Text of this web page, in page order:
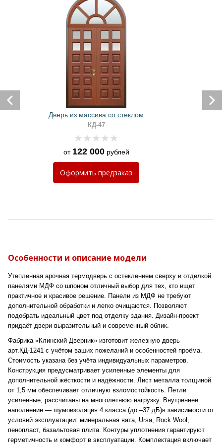
Дверь из массива со стеклом
КД-47
от 122 000рублей
Оформить предзаказ
Особенности и описание модели
Утепленная арочная термодверь с остеклением сверху и отделкой
панелями МДФ со шпоном отличный выбор для тех, кто ищет
практичное и красивое решение. Панели из МДФ не требуют
дополнительной обработки и легко очищаются. Позволяют
подобрать идеальный цвет под отделку здания. Дизайн-проект
придаёт двери выразительный и современный облик.
Фабрика «Клинский Дверник» изготовит железную дверь
арт.КД-1241 с учётом ваших пожеланий и особенностей проёма.
Стоимость указана без учёта индивидуальных параметров.
Конструкция предусматривает усиленные элементы для
дополнительной жёсткости и надёжности. Лист металла толщиной
от 1,5 мм обеспечивает отличную взломостойкость. Петли
усиленные, рассчитаны на многолетнюю нагрузку. Внутреннее
наполнение — шумоизоляция 4 класса (до –37 дБ)в зависимости от
условий эксплуатации: минеральная вата, Ursa, Rock Wool,
пенопласт, базальтовая плита. Контуры уплотнения гарантируют
герметичность и комфорт в эксплуатации. Комплектация включает